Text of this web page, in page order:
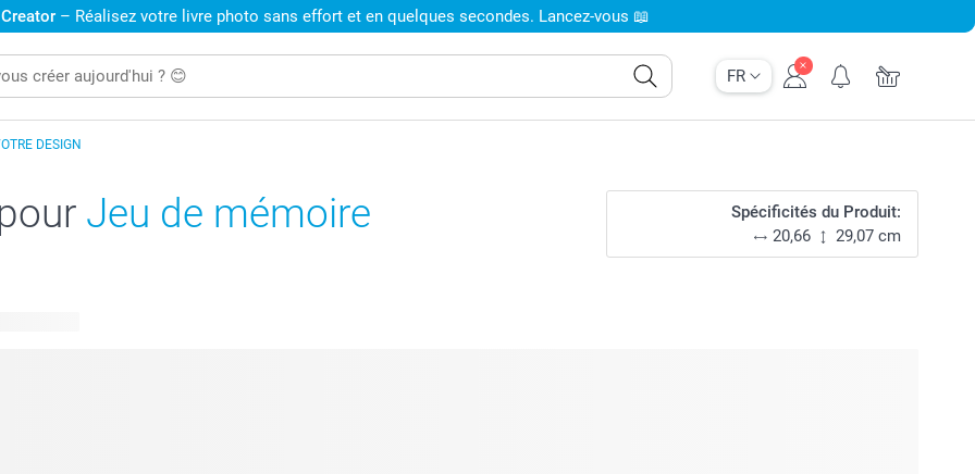
FR
– Réalisez votre livre photo sans effort et en quelques secondes. Lancez-vous 📖
DESIGN
Jeu de mémoire
Spécificités du Produit:
20,66
29,07 cm